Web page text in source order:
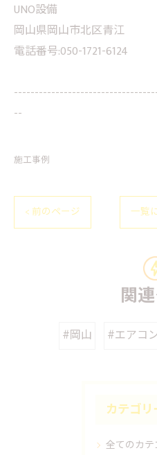
UNO設備
岡山県岡山市北区青江
電話番号:050-1721-6124
--
施工事例
< 前のページ 一覧
関
#岡山 #エアコ
カテゴリ
全てのカ